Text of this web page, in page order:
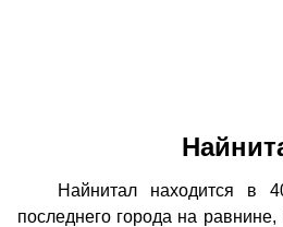
Найнитал находится в
последнего города на